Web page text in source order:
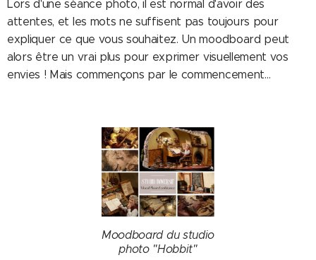
Lors d'une séance photo, il est normal d'avoir des
attentes, et les mots ne suffisent pas toujours pour
expliquer ce que vous souhaitez. Un moodboard peut
alors être un vrai plus pour exprimer visuellement vos
envies ! Mais commençons par le commencement…
Moodboard du studio
photo "Hobbit"